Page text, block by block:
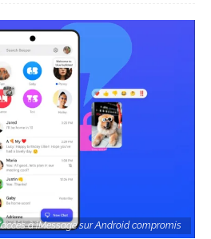
à iMessage sur Android compromis